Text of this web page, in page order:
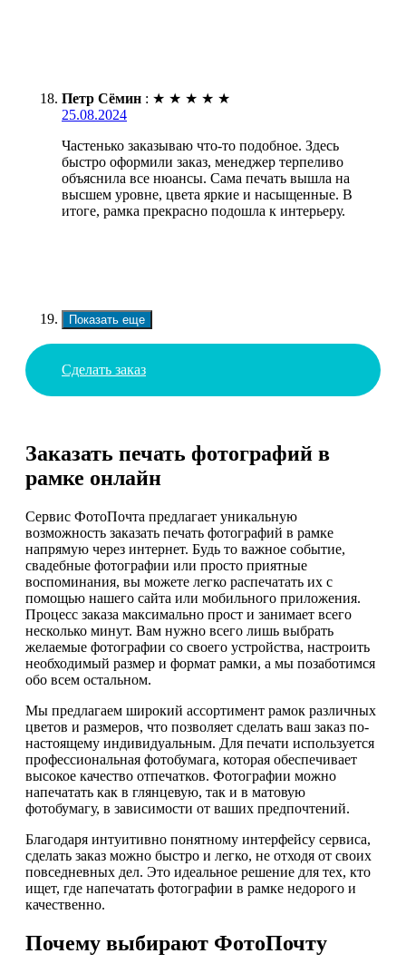
Петр Сёмин : ★ ★ ★ ★ ★
25.08.2024
Частенько заказываю что-то подобное. Здесь
быстро оформили заказ, менеджер терпеливо
объяснила все нюансы. Сама печать вышла на
высшем уровне, цвета яркие и насыщенные. В
итоге, рамка прекрасно подошла к интерьеру.
Показать еще
Сделать заказ
Заказать печать фотографий в
рамке онлайн
Сервис ФотоПочта предлагает уникальную
возможность заказать печать фотографий в рамке
напрямую через интернет. Будь то важное событие,
свадебные фотографии или просто приятные
воспоминания, вы можете легко распечатать их с
помощью нашего сайта или мобильного приложения.
Процесс заказа максимально прост и занимает всего
несколько минут. Вам нужно всего лишь выбрать
желаемые фотографии со своего устройства, настроить
необходимый размер и формат рамки, а мы позаботимся
обо всем остальном.
Мы предлагаем широкий ассортимент рамок различных
цветов и размеров, что позволяет сделать ваш заказ по-
настоящему индивидуальным. Для печати используется
профессиональная фотобумага, которая обеспечивает
высокое качество отпечатков. Фотографии можно
напечатать как в глянцевую, так и в матовую
фотобумагу, в зависимости от ваших предпочтений.
Благодаря интуитивно понятному интерфейсу сервиса,
сделать заказ можно быстро и легко, не отходя от своих
повседневных дел. Это идеальное решение для тех, кто
ищет, где напечатать фотографии в рамке недорого и
качественно.
Почему выбирают ФотоПочту